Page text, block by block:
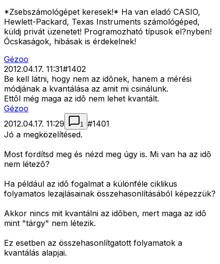
*Zsebszámológépet keresek!* Ha van eladó CASIO,
Hewlett-Packard, Texas Instruments számológéped,
küldj privát üzenetet! Programozható típusok el?nyben!
Ócskaságok, hibásak is érdekelnek!
Gézoo
2012.04.17. 11:31#1402
Be kell látni, hogy nem az idõnek, hanem a mérési
módjának a kvantálása az amit mi csinálunk.
Ettõl még maga az idõ nem lehet kvantált.
Gézoo
2012.04.17. 11:29
1 #1401
Jó a megközelítésed.
Most fordítsd meg és nézd meg úgy is. Mi van ha az idõ
nem létezõ?
Ha például az idõ fogalmat a különféle ciklikus
folyamatos lezajlásainak összehasonlításából képezzük?
Akkor nincs mit kvantálni az idõben, mert maga az idõ
mint "tárgy" nem létezik.
Ez esetben az összehasonlítgatott folyamatok a
kvantálás alapjai.